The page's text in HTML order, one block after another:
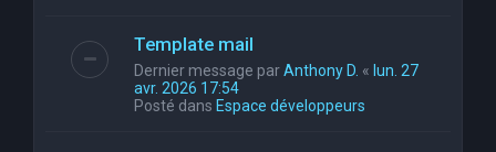
Template mail
Dernier message parAnthony D. « lun. 27
avr. 2026 17:54
Posté dans Espace développeurs